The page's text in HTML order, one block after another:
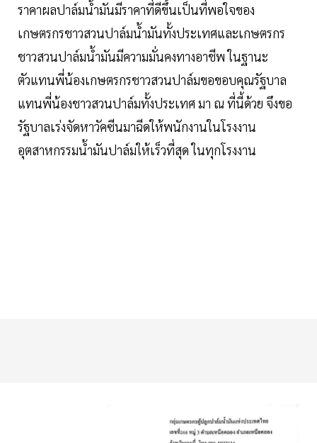
ราคาผลปาล์มน้ำมันมีราคาที่ดีขึ้นเป็นที่พอใจของ
เกษตรกรชาวสวนปาล์มน้ำมันทั้งประเทศและเกษตรกร
ชาวสวนปาล์มน้ำมันมีความมั่นคงทางอาชีพ ในฐานะ
ตัวแทนพี่น้องเกษตรกรชาวสวนปาล์มขอขอบคุณรัฐบาล
แทนพี่น้องชาวสวนปาล์มทั้งประเทศ มา ณ ที่นี้ด้วย จึงขอ
รัฐบาลเร่งจัดหาวัคซีนมาฉีดให้พนักงานในโรงงาน
อุตสาหกรรมน้ำมันปาล์มให้เร็วที่สุด ในทุกโรงงาน